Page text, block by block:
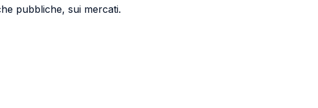
pubbliche, sui mercati.